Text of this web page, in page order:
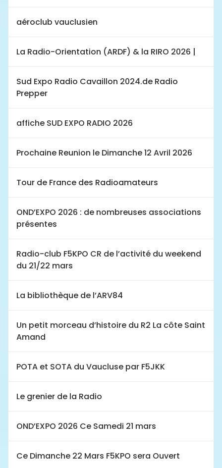
aéroclub vauclusien
La Radio-Orientation (ARDF) & la RIRO 2026 |
Sud Expo Radio Cavaillon 2024.de Radio
Prepper
affiche SUD EXPO RADIO 2026
Prochaine Reunion le Dimanche 12 Avril 2026
Tour de France des Radioamateurs
OND’EXPO 2026 : de nombreuses associations
présentes
Radio-club F5KPO CR de l’activité du weekend
du 21/22 mars
La bibliothèque de l’ARV84
Un petit morceau d’histoire du R2 La côte Saint
Amand
POTA et SOTA du Vaucluse par F5JKK
Le grenier de la Radio
OND’EXPO 2026 Ce Samedi 21 mars
Ce Dimanche 22 Mars F5KPO sera Ouvert